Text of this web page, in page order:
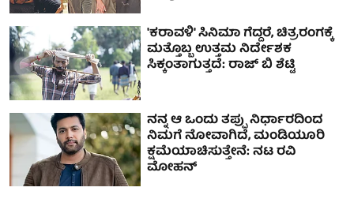
'ಕರಾವಳಿ' ಸಿನಿಮಾ ಗೆದ್ದರೆ, ಚಿತ್ರರಂಗಕ್ಕೆ
ಮತ್ತೊಬ್ಬ ಉತ್ತಮ ನಿರ್ದೇಶಕ
ಸಿಕ್ಕಂತಾಗುತ್ತದೆ: ರಾಜ್ ಬಿ ಶೆಟ್ಟಿ
ನನ್ನ ಆ ಒಂದು ತಪ್ಪು ನಿರ್ಧಾರದಿಂದ
ನಿಮಗೆ ನೋವಾಗಿದೆ, ಮಂಡಿಯೂರಿ
ಕ್ಷಮೆಯಾಚಿಸುತ್ತೇನೆ: ನಟ ರವಿ
ಮೋಹನ್